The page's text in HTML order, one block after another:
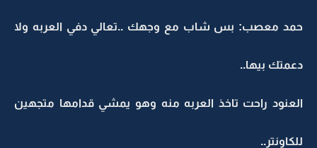
حمد معصب: بس شاب مع وجهك ..تعالي دفي العربه ولا
دعمتك بيها..
العنود راحت تاخذ العربه منه وهو يمشي قدامها متجهين
للكاونتر..